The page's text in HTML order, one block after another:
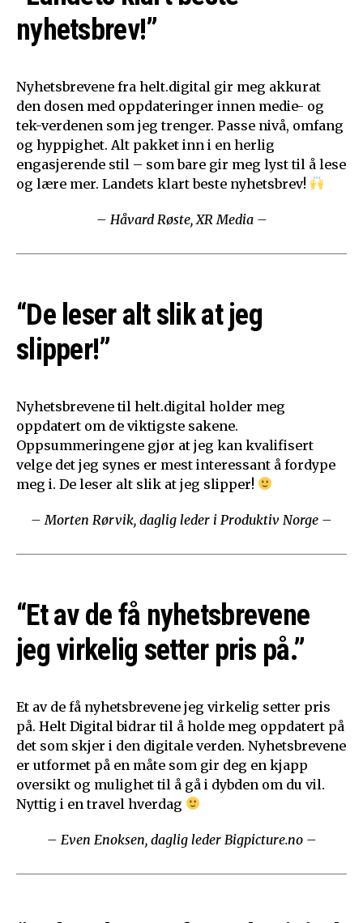
nyhetsbrev!”
Nyhetsbrevene fra helt.digital gir meg akkurat
den dosen med oppdateringer innen medie- og
tek-verdenen som jeg trenger. Passe nivå, omfang
og hyppighet. Alt pakket inn i en herlig
engasjerende stil – som bare gir meg lyst til å lese
og lære mer. Landets klart beste nyhetsbrev!
– Håvard Røste, XR Media –
“De leser alt slik at jeg
slipper!”
Nyhetsbrevene til helt.digital holder meg
oppdatert om de viktigste sakene.
Oppsummeringene gjør at jeg kan kvalifisert
velge det jeg synes er mest interessant å fordype
meg i. De leser alt slik at jeg slipper!
– Morten Rørvik, daglig leder i Produktiv Norge –
“Et av de få nyhetsbrevene
jeg virkelig setter pris på.”
Et av de få nyhetsbrevene jeg virkelig setter pris
på. Helt Digital bidrar til å holde meg oppdatert på
det som skjer i den digitale verden. Nyhetsbrevene
er utformet på en måte som gir deg en kjapp
oversikt og mulighet til å gå i dybden om du vil.
Nyttig i en travel hverdag
– Even Enoksen, daglig leder Bigpicture.no –